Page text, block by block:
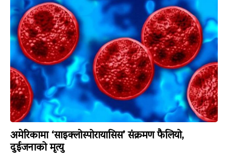
अमेरिकामा ‘साइक्लोस्पोरायासिस’ संक्रमण फैलियो,
दुईजनाको मृत्यु